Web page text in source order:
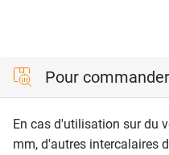
Pour commander
En cas d'utilisation sur du
mm, d'autres intercalaires